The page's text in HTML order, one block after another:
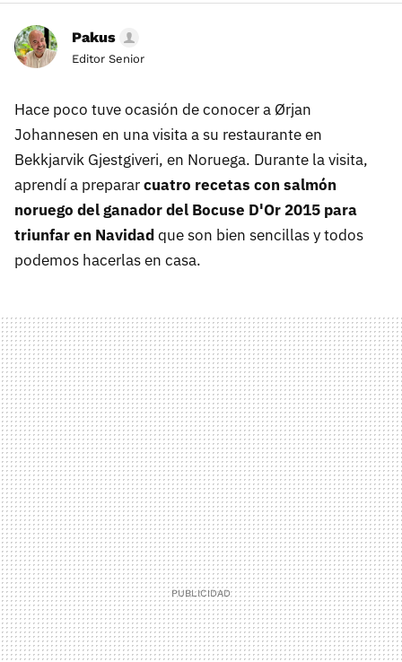
Pakus
Editor Senior
Hace poco tuve ocasión de conocer a Ørjan
Johannesen en una visita a su restaurante en
Bekkjarvik Gjestgiveri, en Noruega. Durante la visita,
aprendí a prepararcuatro recetas con salmón
noruego del ganador del Bocuse D'Or 2015 para
triunfar en Navidadque son bien sencillas y todos
podemos hacerlas en casa.